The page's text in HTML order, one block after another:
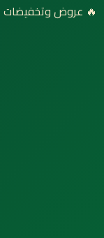
🔥 عروض وتخفيضات